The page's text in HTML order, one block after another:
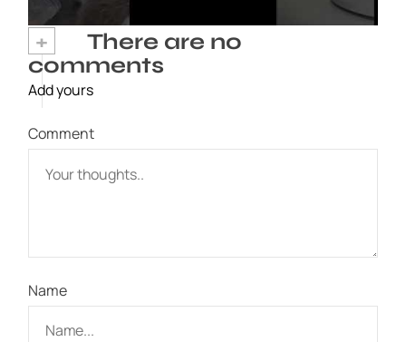
+
There are no
comments
Add yours
Comment
Name